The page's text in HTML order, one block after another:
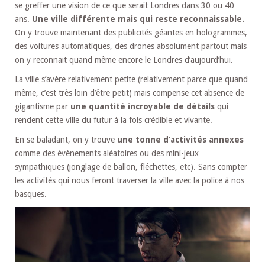
se greffer une vision de ce que serait Londres dans 30 ou 40
ans. Une ville différente mais qui reste reconnaissable.
On y trouve maintenant des publicités géantes en hologrammes,
des voitures automatiques, des drones absolument partout mais
on y reconnait quand même encore le Londres d’aujourd’hui.
La ville s’avère relativement petite (relativement parce que quand
même, c’est très loin d’être petit) mais compense cet absence de
gigantisme par une quantité incroyable de détails qui
rendent cette ville du futur à la fois crédible et vivante.
En se baladant, on y trouve une tonne d’activités annexes
comme des évènements aléatoires ou des mini-jeux
sympathiques (jonglage de ballon, fléchettes, etc). Sans compter
les activités qui nous feront traverser la ville avec la police à nos
basques.